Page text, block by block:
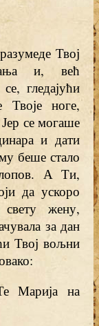
Твој
и, већ
гледајући
Твоје ноге,
се могаше
и дати
беше стало
А Ти,
да ускоро
жену,
за дан
Твој вољни
Марија на